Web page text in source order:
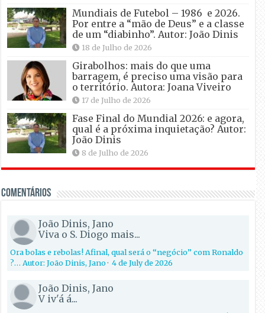
Mundiais de Futebol – 1986 e 2026.
Por entre a “mão de Deus” e a classe
de um “diabinho”. Autor: João Dinis
18 de Julho de 2026
Girabolhos: mais do que uma
barragem, é preciso uma visão para
o território. Autora: Joana Viveiro
17 de Julho de 2026
Fase Final do Mundial 2026: e agora,
qual é a próxima inquietação? Autor:
João Dinis
8 de Julho de 2026
Comentários
João Dinis, Jano
Viva o S. Diogo mais...
Ora bolas e rebolas! Afinal, qual será o “negócio” com Ronaldo
?… Autor: João Dinis, Jano·4 de July de 2026
João Dinis, Jano
V iv'á á...